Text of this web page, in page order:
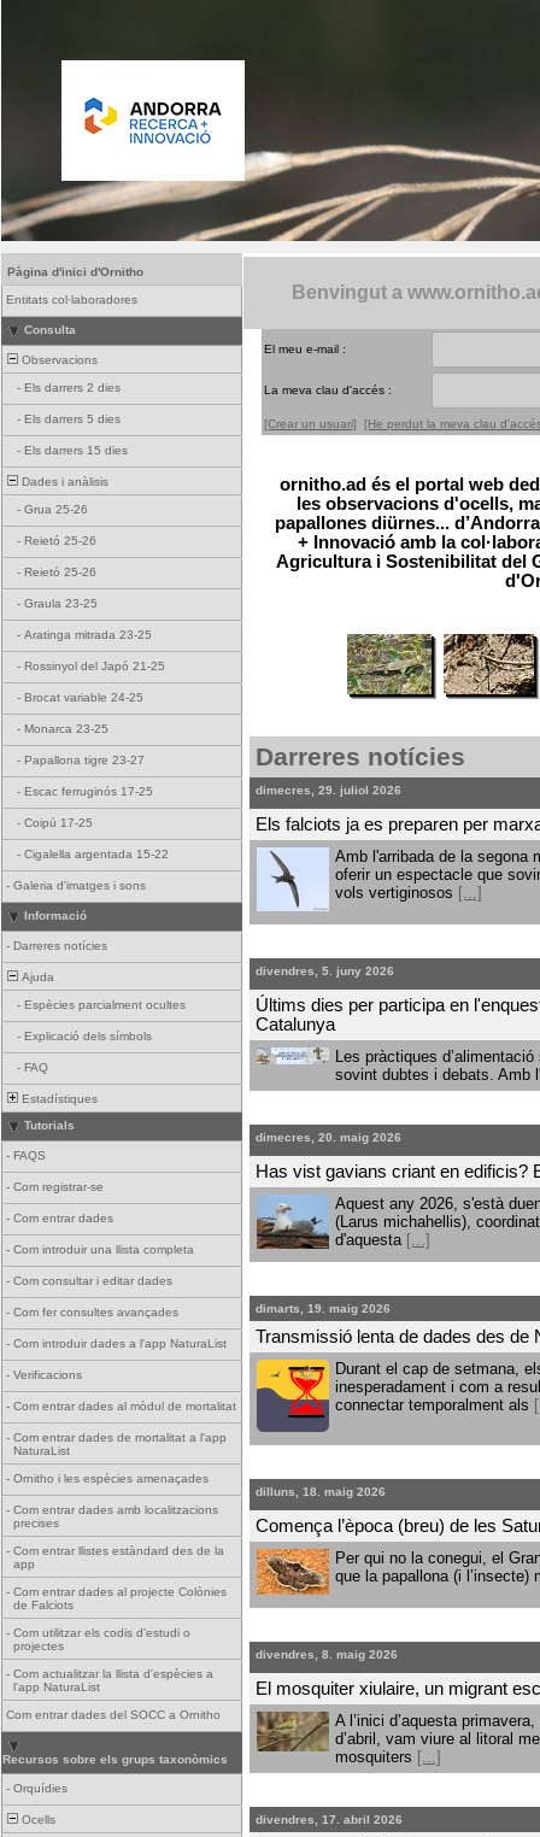
Pàgina d'inici d'Ornitho
Entitats col·laboradores
Consulta
Observacions
- Els darrers 2 dies
- Els darrers 5 dies
- Els darrers 15 dies
Dades i anàlisis
- Grua 25-26
- Reietó 25-26
- Reietó 25-26
- Graula 23-25
- Aratinga mitrada 23-25
- Rossinyol del Japó 21-25
- Brocat variable 24-25
- Monarca 23-25
- Papallona tigre 23-27
- Escac ferruginós 17-25
- Coipú 17-25
- Cigalella argentada 15-22
- Galeria d'imatges i sons
Informació
- Darreres notícies
Ajuda
- Espècies parcialment ocultes
- Explicació dels símbols
- FAQ
Estadístiques
Tutorials
- FAQS
- Com registrar-se
- Com entrar dades
- Com introduir una llista completa
- Com consultar i editar dades
- Com fer consultes avançades
- Com introduir dades a l'app NaturaList
- Verificacions
- Com entrar dades al mòdul de mortalitat
- Com entrar dades de mortalitat a l'app
NaturaList
- Ornitho i les espècies amenaçades
- Com entrar dades amb localitzacions
precises
- Com entrar llistes estàndard des de la
app
- Com entrar dades al projecte Colònies
de Falciots
- Com utilitzar els codis d'estudi o
projectes
- Com actualitzar la llista d'espècies a
l'app NaturaList
Com entrar dades del SOCC a Ornitho
Recursos sobre els grups taxonòmics
- Orquídies
Ocells
Benvingut a
El meu e-mail :
La meva clau d'accés :
[Crear un usuari] [He perdut la meva clau
ornitho.ad és el portal web
les observacions d'ocells,
papallones diürnes...
+ Innovació amb la
Agricultura i Sostenibilitat del
Darreres notícies
dimecres, 29. juliol 2026
Els falciots ja es preparen per
Amb l'arribada de la segona
oferir un espectacle que
vols vertiginosos [...]
divendres, 5. juny 2026
Últims dies per participa en
Catalunya
Les pràctiques
sovint dubtes i debats. Amb
dimecres, 20. maig 2026
Has vist gavians criant en edificis?
Aquest any 2026, s'està
(Larus michahellis),
d'aquesta [...]
dimarts, 19. maig 2026
Transmissió lenta de dades des de
Durant el cap de setmana,
inesperadament i com a
connectar temporalment als
dilluns, 18. maig 2026
Comença l’època (breu) de les
Per qui no la conegui, el
que la papallona (i l’insecte)
divendres, 8. maig 2026
El mosquiter xiulaire, un migrant
A l’inici d’aquesta
d’abril, vam viure al litoral
mosquiters [...]
divendres, 17. abril 2026